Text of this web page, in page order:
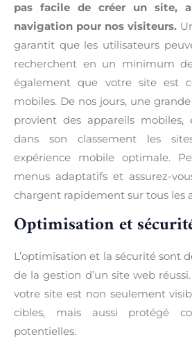
pas facile de créer un site,
navigation pour nos visiteurs.
garantit que les utilisateurs
recherchent en un minimum de
également que votre site est
mobiles. De nos jours, une
provient des appareils mobiles,
dans son classement les
expérience mobile optimale.
menus adaptatifs et assurez-
chargent rapidement sur tous les
Optimisation et
L’optimisation et la sécurité sont
de la gestion d’un site web
votre site est non seulement
cibles, mais aussi protégé
potentielles.